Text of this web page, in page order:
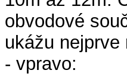
obvodové
ukážu
- vpravo: